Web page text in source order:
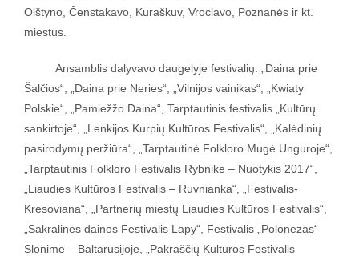
Olštyno, Čenstakavo, Kuraškuv, Vroclavo, Poznanės ir kt.
miestus.
Ansamblis dalyvavo daugelyje festivalių: „Daina prie
Šalčios“, „Daina prie Neries“, „Vilnijos vainikas“, „Kwiaty
Polskie“, „Pamiežžo Daina“, Tarptautinis festivalis „Kultūrų
sankirtoje“, „Lenkijos Kurpių Kultūros Festivalis“, „Kalėdinių
pasirodymų peržiūra“, „Tarptautinė Folkloro Mugė Unguroje“,
„Tarptautinis Folkloro Festivalis Rybnike – Nuotykis 2017“,
„Liaudies Kultūros Festivalis – Ruvnianka“, „Festivalis-
Kresoviana“, „Partnerių miestų Liaudies Kultūros Festivalis“,
„Sakralinės dainos Festivalis Lapy“, Festivalis „Polonezas“
Slonime – Baltarusijoje, „Pakraščių Kultūros Festivalis